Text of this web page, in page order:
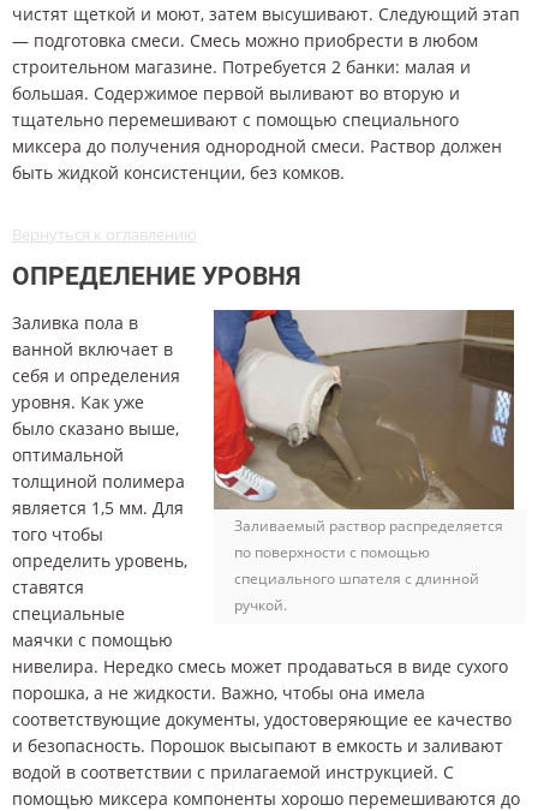
чистят щеткой и моют, затем высушивают. Следующий этап
— подготовка смеси. Смесь можно приобрести в любом
строительном магазине. Потребуется 2 банки: малая и
большая. Содержимое первой выливают во вторую и
тщательно перемешивают с помощью специального
миксера до получения однородной смеси. Раствор должен
быть жидкой консистенции, без комков.
Вернуться к оглавлению
ОПРЕДЕЛЕНИЕ УРОВНЯ
Заливаемый раствор распределяется
по поверхности с помощью
специального шпателя с длинной
ручкой.
Заливка пола в
ванной включает в
себя и определения
уровня. Как уже
было сказано выше,
оптимальной
толщиной полимера
является 1,5 мм. Для
того чтобы
определить уровень,
ставятся
специальные
маячки с помощью
нивелира. Нередко смесь может продаваться в виде сухого
порошка, а не жидкости. Важно, чтобы она имела
соответствующие документы, удостоверяющие ее качество
и безопасность. Порошок высыпают в емкость и заливают
водой в соответствии с прилагаемой инструкцией. С
помощью миксера компоненты хорошо перемешиваются до